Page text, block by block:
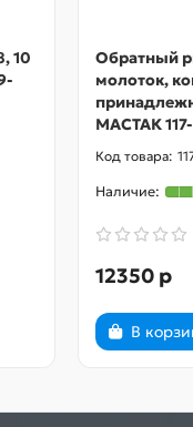
10
Обратный
молоток,
МАСТАК
12350 р
В